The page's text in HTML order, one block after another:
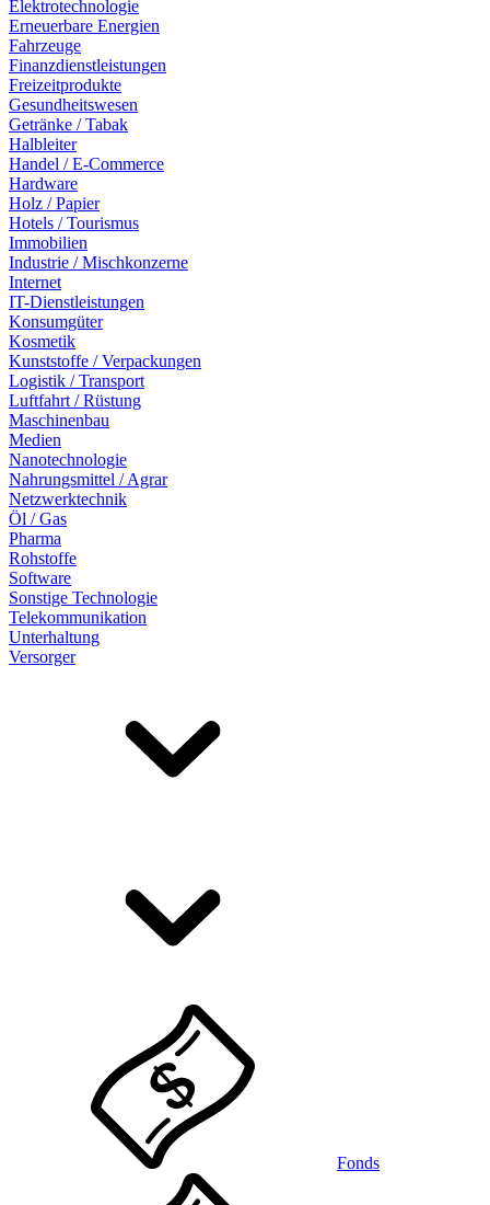
Elektrotechnologie
Erneuerbare Energien
Fahrzeuge
Finanzdienstleistungen
Freizeitprodukte
Gesundheitswesen
Getränke / Tabak
Halbleiter
Handel / E-Commerce
Hardware
Holz / Papier
Hotels / Tourismus
Immobilien
Industrie / Mischkonzerne
Internet
IT-Dienstleistungen
Konsumgüter
Kosmetik
Kunststoffe / Verpackungen
Logistik / Transport
Luftfahrt / Rüstung
Maschinenbau
Medien
Nanotechnologie
Nahrungsmittel / Agrar
Netzwerktechnik
Öl / Gas
Pharma
Rohstoffe
Software
Sonstige Technologie
Telekommunikation
Unterhaltung
Versorger
Fonds